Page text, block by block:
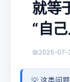
就等
“自
📅2025-07-